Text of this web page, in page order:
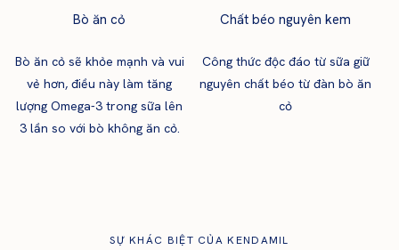
Bò ăn cỏ
Bò ăn cỏ sẽ khỏe mạnh và vui
vẻ hơn, điều này làm tăng
lượng Omega-3 trong sữa lên
3 lần so với bò không ăn cỏ.
Chất béo nguyên kem
Công thức độc đáo từ sữa giữ
nguyên chất béo từ đàn bò ăn
cỏ
SỰ KHÁC BIỆT CỦA KENDAMIL